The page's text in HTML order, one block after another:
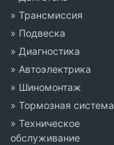
» Трансмиссия
» Подвеска
» Диагностика
» Автоэлектрика
» Шиномонтаж
» Тормозная система
» Техническое
обслуживание